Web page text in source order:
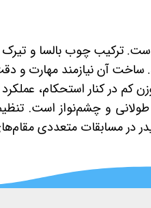
ترکیب چوب بالسا و تیرک
کم در کنار استحکام،
و چشم‌نواز است.